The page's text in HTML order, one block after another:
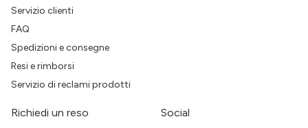
Servizio clienti
FAQ
Spedizioni e consegne
Resi e rimborsi
Servizio di reclami prodotti
Richiedi un reso Social